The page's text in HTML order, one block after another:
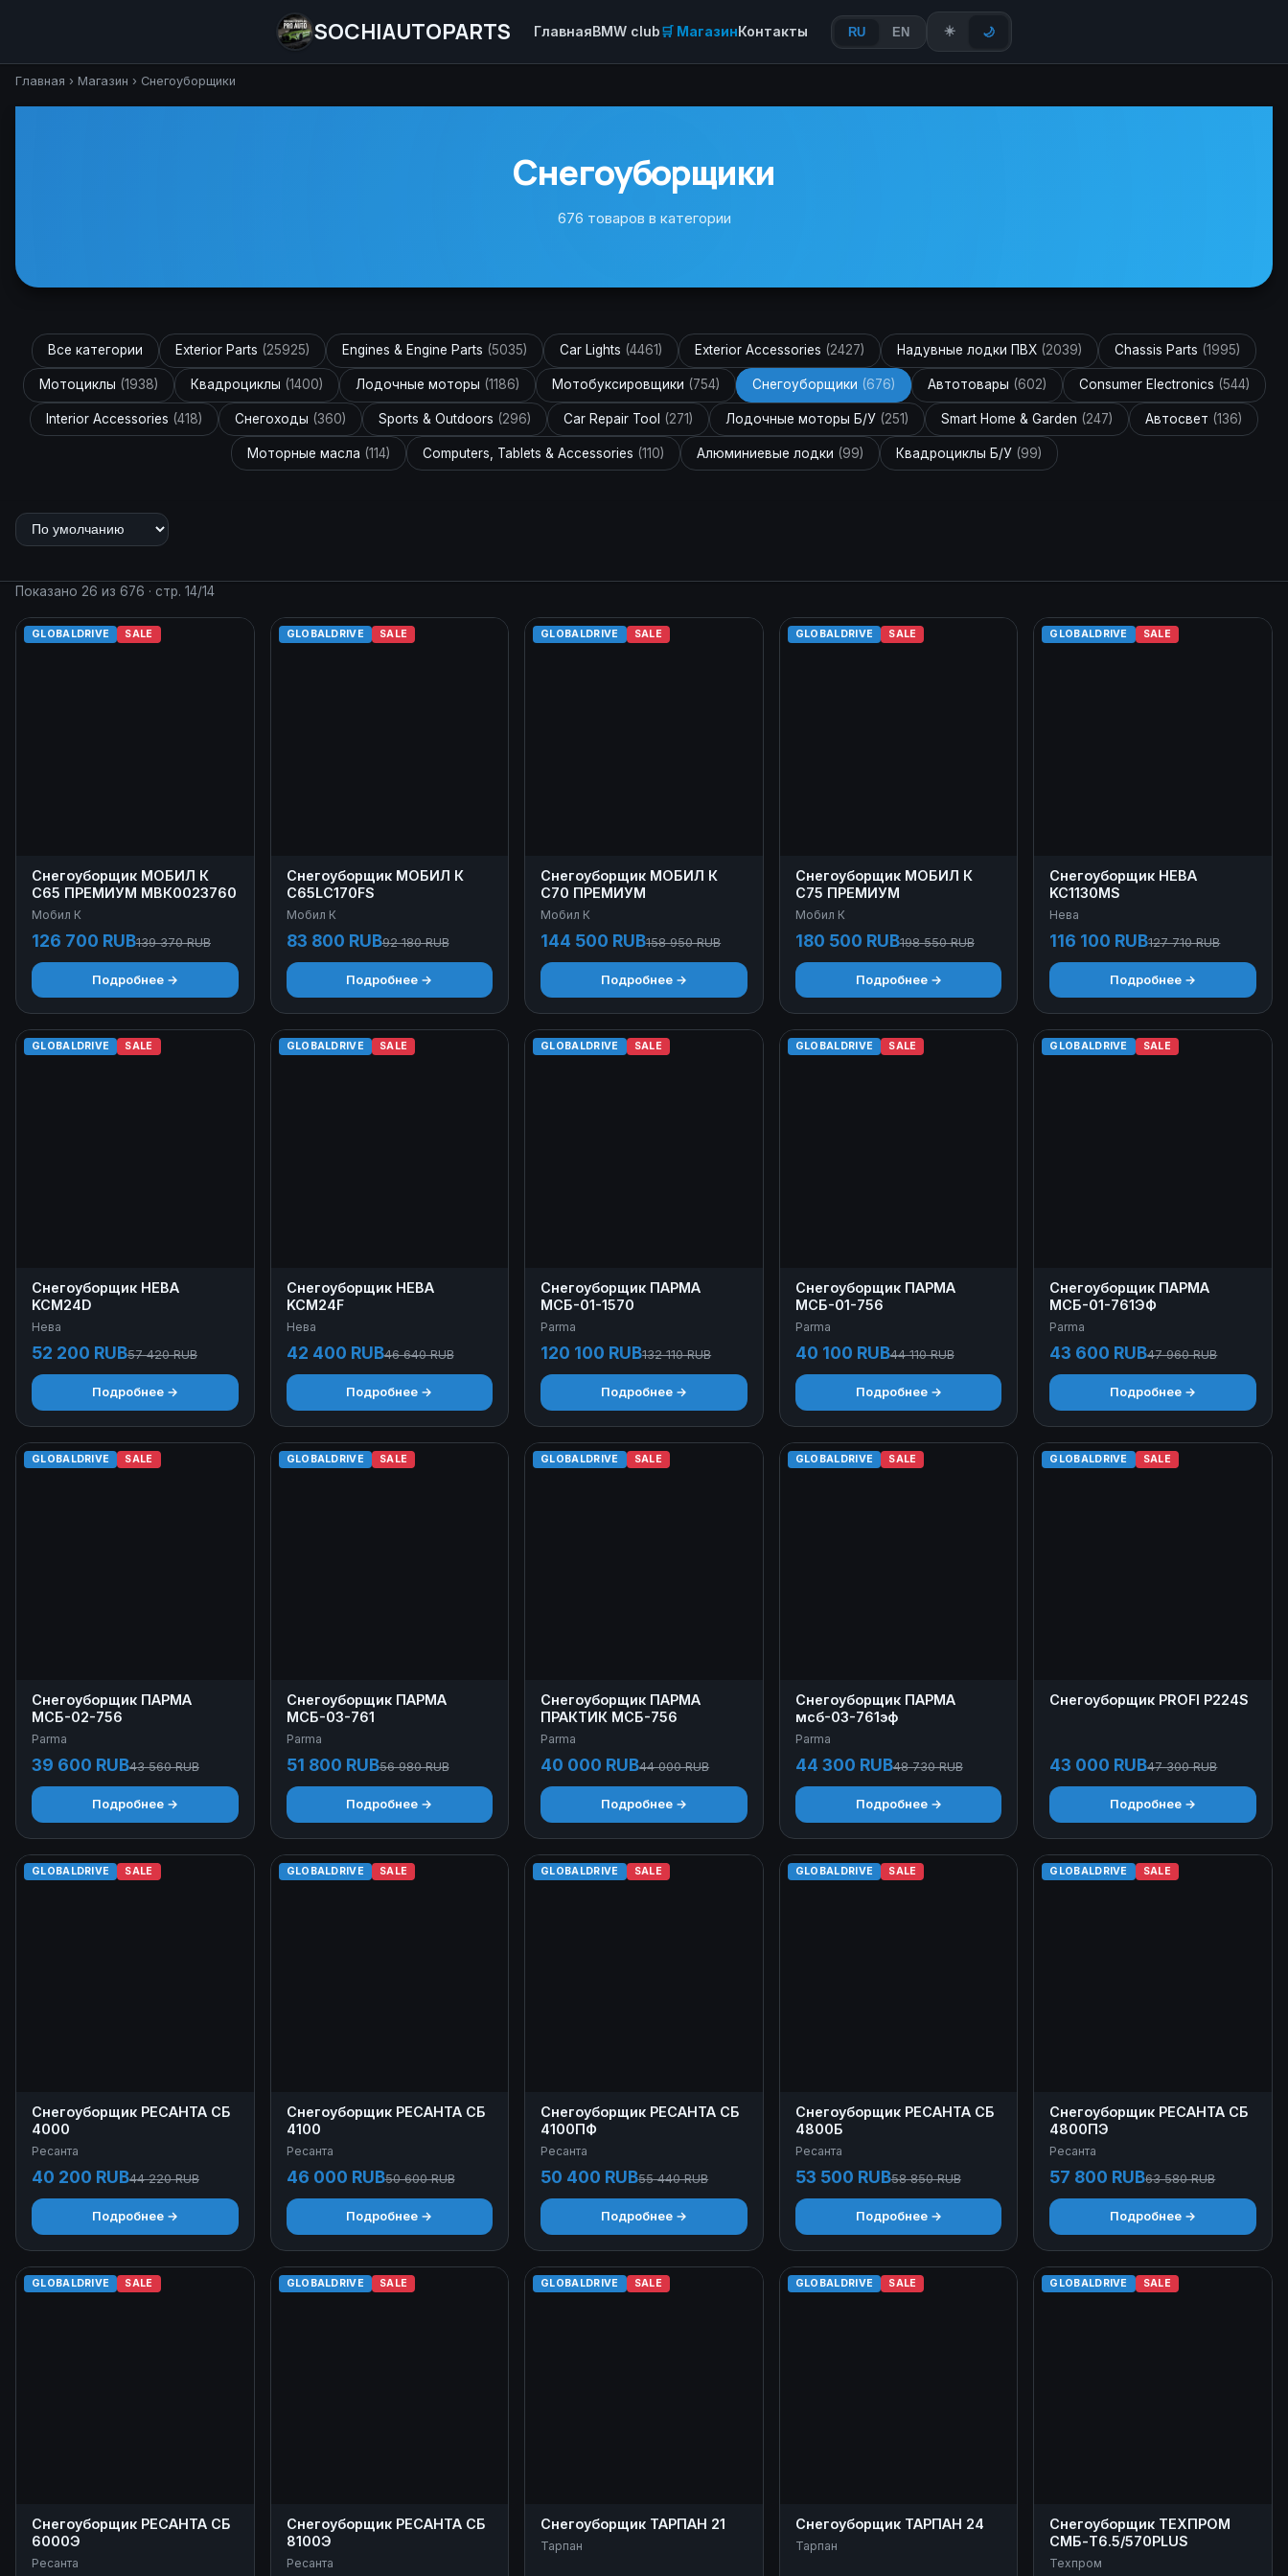
SOCHIAUTOPARTS ГлавнаяBMW club🛒 МагазинКонтакты RU EN ☀️ 🌙
Главная › Магазин › Снегоуборщики
Снегоуборщики
676 товаров в категории
Все категории Exterior Parts (25925) Engines & Engine Parts (5035) Car Lights (4461) Exterior Accessories (2427) Надувные лодки ПВХ (2039) Chassis Parts (1995)
Мотоциклы (1938) Квадроциклы (1400) Лодочные моторы (1186) Мотобуксировщики (754) Снегоуборщики (676) Автотовары (602) Consumer Electronics (544)
Interior Accessories (418) Снегоходы (360) Sports & Outdoors (296) Car Repair Tool (271) Лодочные моторы Б/У (251) Smart Home & Garden (247) Автосвет (136)
Моторные масла (114) Computers, Tablets & Accessories (110) Алюминиевые лодки (99) Квадроциклы Б/У (99)
Показано 26 из 676 · стр. 14/14
GLOBALDRIVE SALE
Снегоуборщик МОБИЛ К
С65 ПРЕМИУМ МВК0023760
Мобил К
126 700 RUB139 370 RUB
Подробнее →
GLOBALDRIVE SALE
Снегоуборщик МОБИЛ К
С65LC170FS
Мобил К
83 800 RUB92 180 RUB
Подробнее →
GLOBALDRIVE SALE
Снегоуборщик МОБИЛ К
С70 ПРЕМИУМ
Мобил К
144 500 RUB158 950 RUB
Подробнее →
GLOBALDRIVE SALE
Снегоуборщик МОБИЛ К
С75 ПРЕМИУМ
Мобил К
180 500 RUB198 550 RUB
Подробнее →
GLOBALDRIVE SALE
Снегоуборщик НЕВА
KC1130MS
Нева
116 100 RUB127 710 RUB
Подробнее →
GLOBALDRIVE SALE
Снегоуборщик НЕВА
KCM24D
Нева
52 200 RUB57 420 RUB
Подробнее →
GLOBALDRIVE SALE
Снегоуборщик НЕВА
KCM24F
Нева
42 400 RUB46 640 RUB
Подробнее →
GLOBALDRIVE SALE
Снегоуборщик ПАРМА
МСБ-01-1570
Parma
120 100 RUB132 110 RUB
Подробнее →
GLOBALDRIVE SALE
Снегоуборщик ПАРМА
МСБ-01-756
Parma
40 100 RUB44 110 RUB
Подробнее →
GLOBALDRIVE SALE
Снегоуборщик ПАРМА
МСБ-01-761ЭФ
Parma
43 600 RUB47 960 RUB
Подробнее →
GLOBALDRIVE SALE
Снегоуборщик ПАРМА
МСБ-02-756
Parma
39 600 RUB43 560 RUB
Подробнее →
GLOBALDRIVE SALE
Снегоуборщик ПАРМА
МСБ-03-761
Parma
51 800 RUB56 980 RUB
Подробнее →
GLOBALDRIVE SALE
Снегоуборщик ПАРМА
ПРАКТИК МСБ-756
Parma
40 000 RUB44 000 RUB
Подробнее →
GLOBALDRIVE SALE
Снегоуборщик ПАРМА
мсб-03-761эф
Parma
44 300 RUB48 730 RUB
Подробнее →
GLOBALDRIVE SALE
Снегоуборщик РRОFI P224S
43 000 RUB47 300 RUB
Подробнее →
GLOBALDRIVE SALE
Снегоуборщик РЕСАНТА СБ
4000
Ресанта
40 200 RUB44 220 RUB
Подробнее →
GLOBALDRIVE SALE
Снегоуборщик РЕСАНТА СБ
4100
Ресанта
46 000 RUB50 600 RUB
Подробнее →
GLOBALDRIVE SALE
Снегоуборщик РЕСАНТА СБ
4100ПФ
Ресанта
50 400 RUB55 440 RUB
Подробнее →
GLOBALDRIVE SALE
Снегоуборщик РЕСАНТА СБ
4800Б
Ресанта
53 500 RUB58 850 RUB
Подробнее →
GLOBALDRIVE SALE
Снегоуборщик РЕСАНТА СБ
4800ПЭ
Ресанта
57 800 RUB63 580 RUB
Подробнее →
GLOBALDRIVE SALE
Снегоуборщик РЕСАНТА СБ
6000Э
Ресанта
GLOBALDRIVE SALE
Снегоуборщик РЕСАНТА СБ
8100Э
Ресанта
GLOBALDRIVE SALE
Снегоуборщик ТАРПАН 21
Тарпан
GLOBALDRIVE SALE
Снегоуборщик ТАРПАН 24
Тарпан
GLOBALDRIVE SALE
Снегоуборщик ТЕХПРОМ
СМБ-Т6.5/570PLUS
Техпром